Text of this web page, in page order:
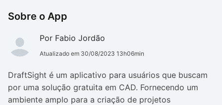
Sobre o App
Por Fabio Jordão
Atualizado em 30/08/2023 13h06min
DraftSight é um aplicativo para usuários que buscam
por uma solução gratuita em CAD. Fornecendo um
ambiente amplo para a criação de projetos